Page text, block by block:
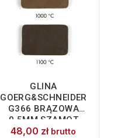
GLINA
GOERG&SCHNEIDER
G366 BRĄZOWA
0,5MM SZAMOT
48,00 zł brutto